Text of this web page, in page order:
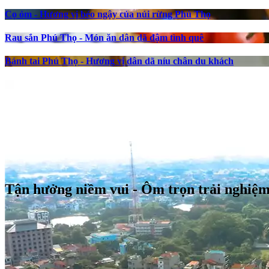
Cọ ỏm - Hương vị béo ngậy của núi rừng Phú Thọ
Rau sắn Phú Thọ - Món ăn dân dã đậm tình quê
Bánh tai Phú Thọ - Hương vị dân dã níu chân du khách
Tận hưởng niềm vui - Ôm trọn trải